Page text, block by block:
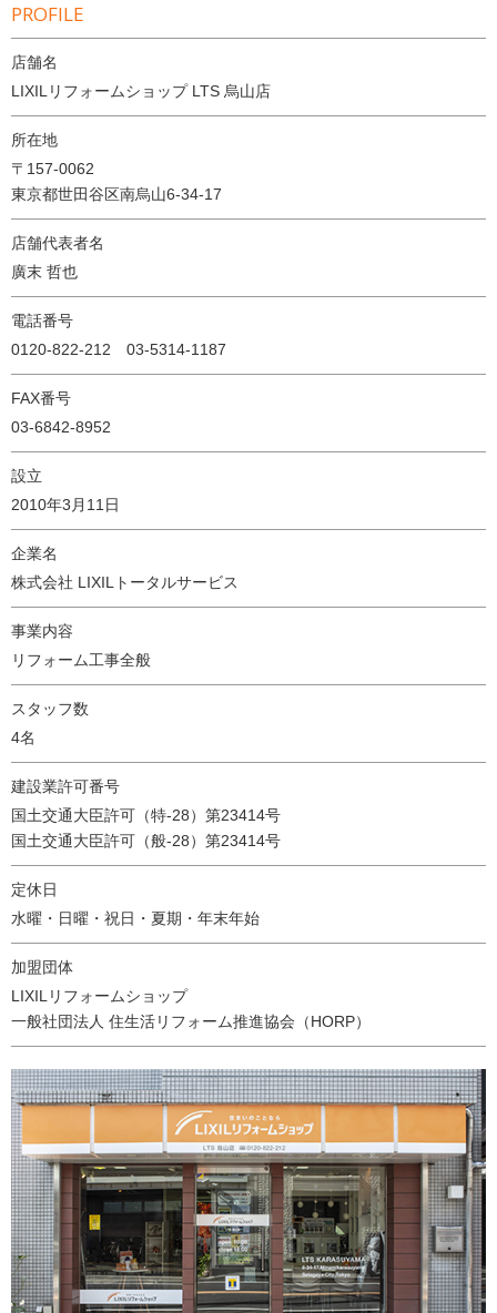
PROFILE
店舗名
LIXILリフォームショップ LTS 烏山店
所在地
〒157-0062
東京都世田谷区南烏山6-34-17
店舗代表者名
廣末 哲也
電話番号
0120-822-212 03-5314-1187
FAX番号
03-6842-8952
設立
2010年3月11日
企業名
株式会社 LIXILトータルサービス
事業内容
リフォーム工事全般
スタッフ数
4名
建設業許可番号
国土交通大臣許可（特-28）第23414号
国土交通大臣許可（般-28）第23414号
定休日
水曜・日曜・祝日・夏期・年末年始
加盟団体
LIXILリフォームショップ
一般社団法人 住生活リフォーム推進協会（HORP）